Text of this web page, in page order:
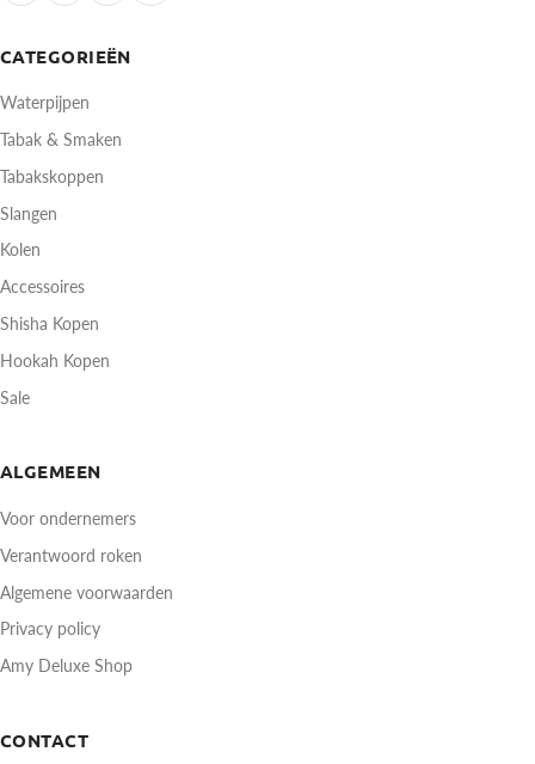
CATEGORIEËN
Waterpijpen
Tabak & Smaken
Tabakskoppen
Slangen
Kolen
Accessoires
Shisha Kopen
Hookah Kopen
Sale
ALGEMEEN
Voor ondernemers
Verantwoord roken
Algemene voorwaarden
Privacy policy
Amy Deluxe Shop
CONTACT